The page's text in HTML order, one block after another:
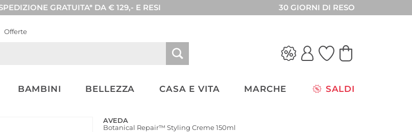
GRATUITA* DA € 129,- E RESI 30 GIORNI DI RESO
Offerte
BAMBINI BELLEZZA CASA E VITA MARCHE SALDI
AVEDA
Botanical Repair™ Styling Creme 150ml